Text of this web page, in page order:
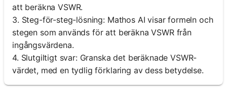
att beräkna VSWR.
3. Steg-för-steg-lösning: Mathos AI visar formeln och
stegen som används för att beräkna VSWR från
ingångsvärdena.
4. Slutgiltigt svar: Granska det beräknade VSWR-
värdet, med en tydlig förklaring av dess betydelse.